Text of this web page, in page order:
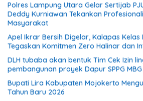
Polres Lampung Utara Gelar Sertijab
Deddy Kurniawan Tekankan
Masyarakat
Apel Ikrar Bersih Digelar, Kalapas
Tegaskan Komitmen Zero Halinar dan
DLH tubaba akan bentuk Tim Cek Izin
pembangunan proyek Dapur SPPG
Bupati Lira Kabupaten Mojokerto
Tahun Baru 2026